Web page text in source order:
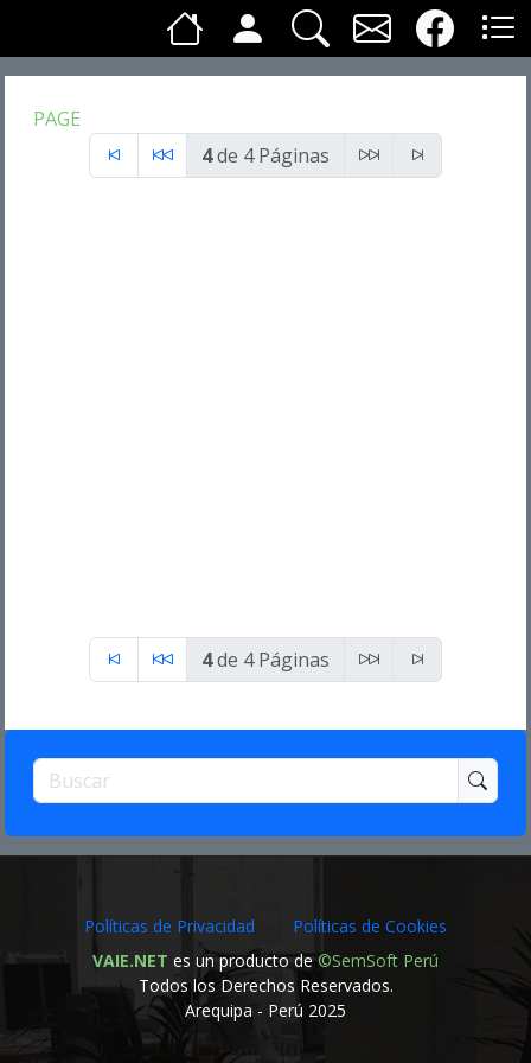
PAGE
4de 4 Páginas
4de 4 Páginas
Políticas de Privacidad
Políticas de Cookies
VAIE.NET es un producto de©SemSoft Perú
Todos los Derechos Reservados.
Arequipa - Perú 2025